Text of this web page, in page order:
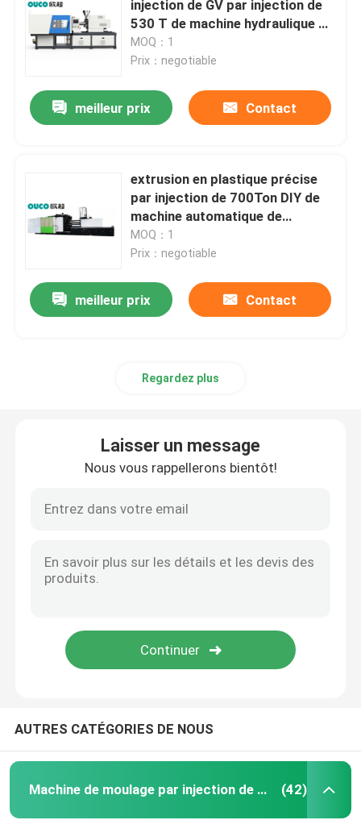
Grande machine de moulage par injection
Machine de moulage par injection horizontale
Machine de moulage par injection de bakélite
Équipement auxiliaire
injection de GV par injection de
530 T de machine hydraulique de
moulage petite
MOQ：1
Prix：negotiable
meilleur prix Contact
extrusion en plastique précise
par injection de 700Ton DIY de
machine automatique de
moulage
MOQ：1
Prix：negotiable
meilleur prix Contact
Regardez plus
Laisser un message
Nous vous rappellerons bientôt!
AUTRES CATÉGORIES DE NOUS
Machine de moulage par injection de seau (42)